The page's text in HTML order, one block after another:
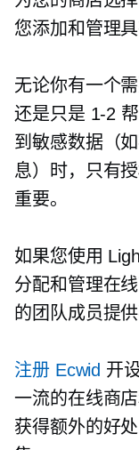
您添加和管理
无论你有一个
还是只是 1-2
到敏感数据（
息）时，只有
重要。
如果您使用
分配和管理在
的团队成员提
注册 Ecwid 开
一流的在线商
获得额外的好